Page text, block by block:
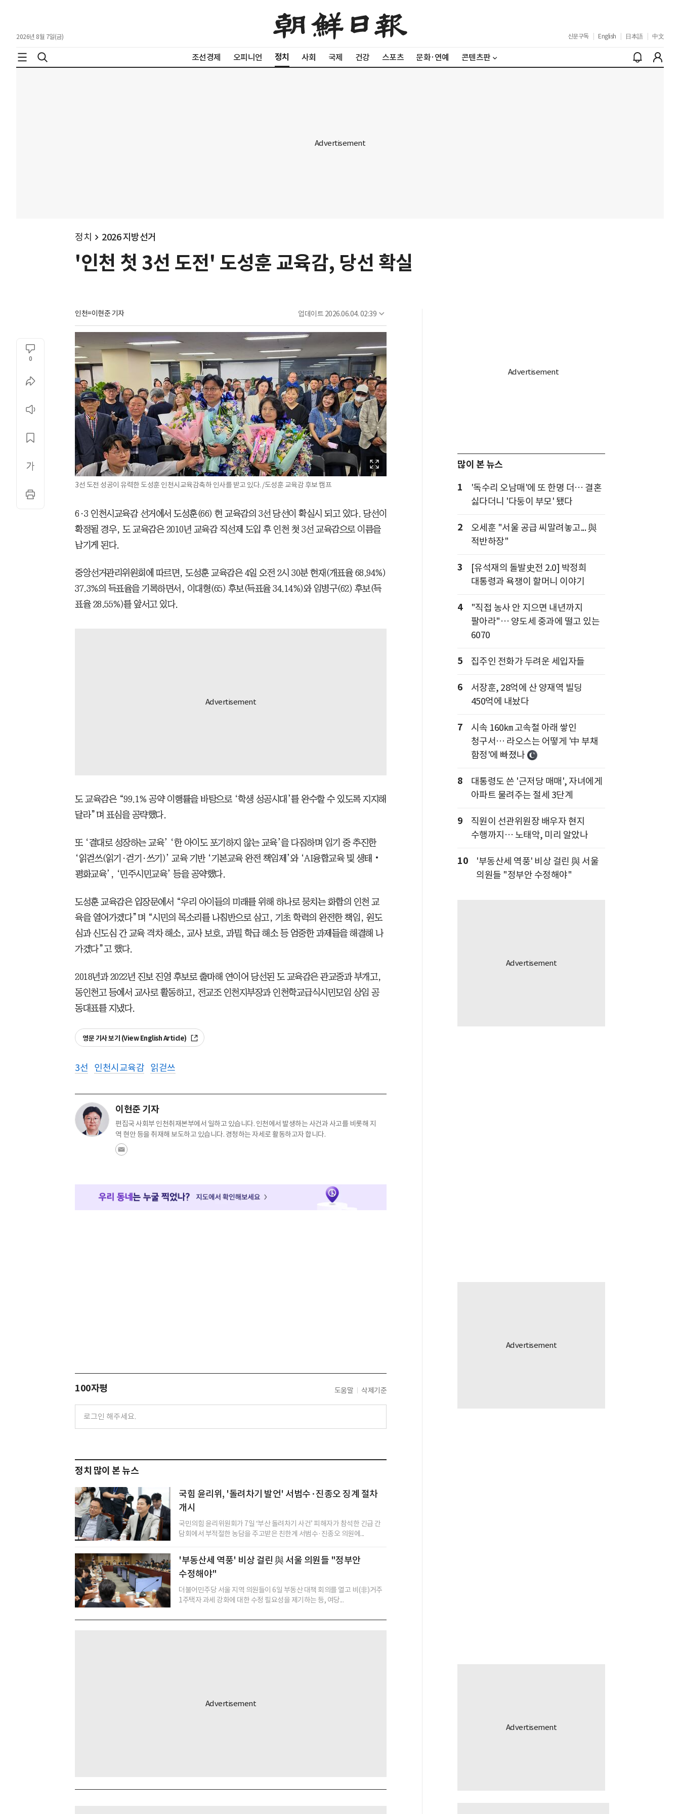
2026년 8월 7일(금) 신문구독 English 日本語 中文
조선경제 오피니언 정치 사회 국제 건강 스포츠 문화·연예 콘텐츠판
정치 2026 지방선거
'인천 첫 3선 도전' 도성훈 교육감, 당선 확실
인천=이현준 기자 업데이트 2026.06.04. 02:39
0
3선 도전 성공이 유력한 도성훈 인천시교육감축하 인사를 받고 있다. /도성훈 교육감 후보 캠프
6·3 인천시교육감 선거에서 도성훈(66) 현 교육감의 3선 당선이 확실시 되고 있다. 당선이
확정될 경우, 도 교육감은 2010년 교육감 직선제 도입 후 인천 첫 3선 교육감으로 이름을
남기게 된다.
중앙선거관리위원회에 따르면, 도성훈 교육감은 4일 오전 2시 30분 현재(개표율 68.94%)
37.3%의 득표율을 기록하면서, 이대형(65) 후보(득표율 34.14%)와 임병구(62) 후보(득
표율 28.55%)를 앞서고 있다.
도 교육감은 “99.1% 공약 이행률을 바탕으로 ‘학생 성공시대’를 완수할 수 있도록 지지해
달라”며 표심을 공략했다.
또 ‘결대로 성장하는 교육’ ‘한 아이도 포기하지 않는 교육’을 다짐하며 임기 중 추진한
‘읽걷쓰(읽기·걷기·쓰기)’ 교육 기반 ‘기본교육 완전 책임제’와 ‘AI융합교육 및 생태‧
평화교육’, ‘민주시민교육’ 등을 공약했다.
도성훈 교육감은 입장문에서 “우리 아이들의 미래를 위해 하나로 뭉치는 화합의 인천 교
육을 열어가겠다”며 “시민의 목소리를 나침반으로 삼고, 기초 학력의 완전한 책임, 원도
심과 신도심 간 교육 격차 해소, 교사 보호, 과밀 학급 해소 등 엄중한 과제들을 해결해 나
가겠다”고 했다.
2018년과 2022년 진보 진영 후보로 출마해 연이어 당선된 도 교육감은 관교중과 부개고,
동인천고 등에서 교사로 활동하고, 전교조 인천지부장과 인천학교급식시민모임 상임 공
동대표를 지냈다.
영문 기사 보기 (View English Article)
3선 인천시교육감 읽걷쓰
이현준 기자
편집국 사회부 인천취재본부에서 일하고 있습니다. 인천에서 발생하는 사건과 사고를 비롯해 지
역 현안 등을 취재해 보도하고 있습니다. 경청하는 자세로 활동하고자 합니다.
100자평 도움말 삭제기준
정치 많이 본 뉴스
국힘 윤리위, '돌려차기 발언' 서범수·진종오 징계 절차
개시
국민의힘 윤리위원회가 7일 ‘부산 돌려차기 사건’ 피해자가 참석한 긴급 간
담회에서 부적절한 농담을 주고받은 친한계 서범수·진종오 의원에...
'부동산세 역풍' 비상 걸린 與 서울 의원들 "정부안
수정해야"
더불어민주당 서울 지역 의원들이 6일 부동산 대책 회의를 열고 비(非)거주
1주택자 과세 강화에 대한 수정 필요성을 제기하는 등, 여당...
많이 본 뉴스
1
'독수리 오남매'에 또 한명 더… 결혼
싫다더니 '다둥이 부모' 됐다
2
오세훈 "서울 공급 씨말려놓고... 與
적반하장"
3
[유석재의 돌발史전 2.0] 박정희
대통령과 욕쟁이 할머니 이야기
4
"직접 농사 안 지으면 내년까지
팔아라"… 양도세 중과에 떨고 있는
6070
5 집주인 전화가 두려운 세입자들
6
서장훈, 28억에 산 양재역 빌딩
450억에 내놨다
7
시속 160㎞ 고속철 아래 쌓인
청구서… 라오스는 어떻게 '中 부채
함정'에 빠졌나
8
대통령도 쓴 '근저당 매매', 자녀에게
아파트 물려주는 절세 3단계
9
직원이 선관위원장 배우자 현지
수행까지… 노태악, 미리 알았나
10
'부동산세 역풍' 비상 걸린 與 서울
의원들 "정부안 수정해야"